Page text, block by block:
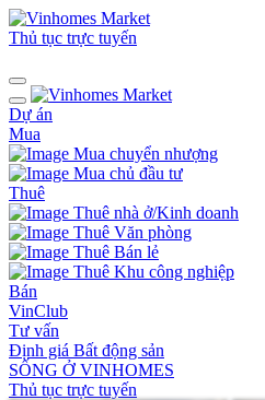
Thủ tục trực tuyến
Dự án
Mua
Mua chuyển nhượng
Mua chủ đầu tư
Thuê
Thuê nhà ở/Kinh doanh
Thuê Văn phòng
Thuê Bán lẻ
Thuê Khu công nghiệp
Bán
VinClub
Tư vấn
Định giá Bất động sản
SỐNG Ở VINHOMES
Thủ tục trực tuyến